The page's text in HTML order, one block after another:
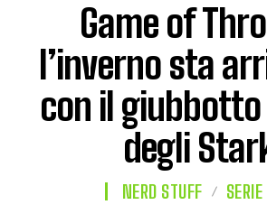
Game of
l’inverno sta
con il
degli
NERD STUFF